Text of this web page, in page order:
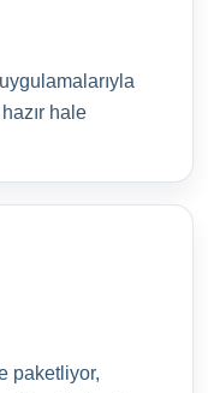
hale
paketliyor,